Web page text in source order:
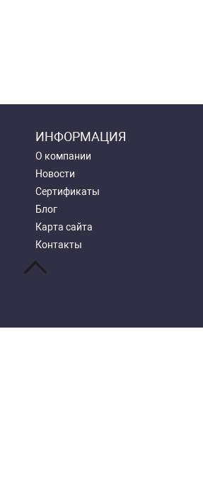
ИНФОРМАЦИЯ
О компании
Новости
Сертификаты
Блог
Карта сайта
Контакты